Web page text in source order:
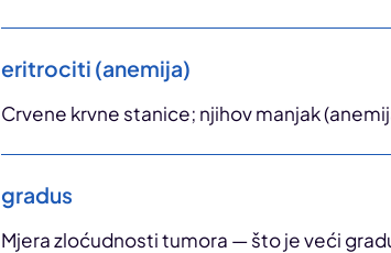
eritrociti (anemija)
Crvene krvne stanice; njihov manjak
gradus
Mjera zloćudnosti tumora — što je veći